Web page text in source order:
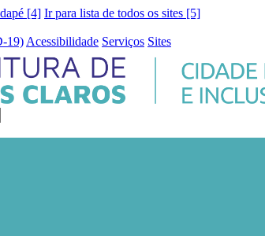
[4] Ir para lista de todos os sites [5]
19) Acessibilidade Serviços Sites